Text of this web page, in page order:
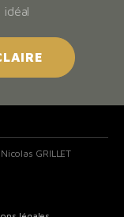
GRILLET